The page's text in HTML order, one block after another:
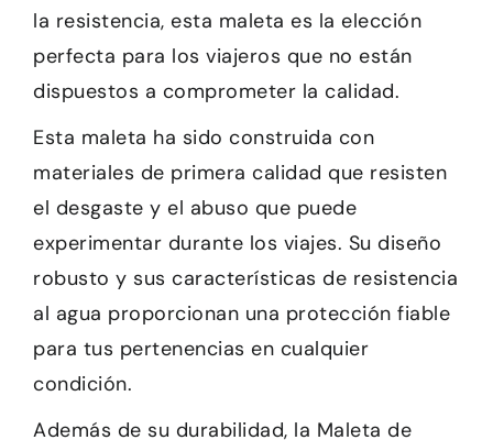
la resistencia, esta maleta es la elección
perfecta para los viajeros que no están
dispuestos a comprometer la calidad.
Esta maleta ha sido construida con
materiales de primera calidad que resisten
el desgaste y el abuso que puede
experimentar durante los viajes. Su diseño
robusto y sus características de resistencia
al agua proporcionan una protección fiable
para tus pertenencias en cualquier
condición.
Además de su durabilidad, la Maleta de